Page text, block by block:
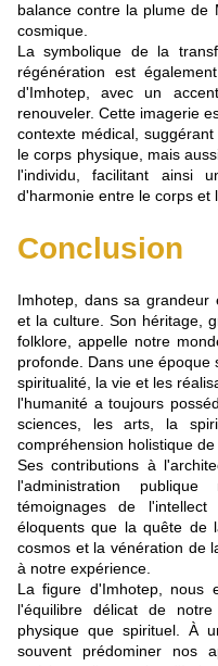
balance contre la plume de
cosmique.
La symbolique de la
régénération est
d'Imhotep, avec un
renouveler. Cette imagerie
contexte médical,
le corps physique, mais
l'individu, facilitant ainsi
d'harmonie entre le corps et
Conclusion
Imhotep, dans sa
et la culture. Son héritage,
folklore, appelle notre
profonde. Dans une époque
spiritualité, la vie et les
l'humanité a toujours
sciences, les arts, la
compréhension holistique de
Ses contributions à
l'administration
témoignages de
éloquents que la quête de
cosmos et la vénération de
à notre expérience.
La figure d'Imhotep, nous
l'équilibre délicat de
physique que spirituel. À
souvent prédominer nos